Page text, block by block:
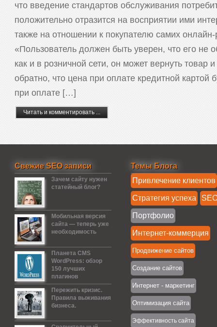
что введение стандартов обслуживания
положительно отразится на восприятии ими
также на отношении к покупателю самих
«Пользователь должен быть уверен, что его не
как и в розничной сети, он может вернуть товар
обратно, что цена при оплате кредитной картой
при оплате […]
Читать и комментировать ...
Свежие SEO записи
Зачем сайту нужен
статейный блог?
Мобильная версия
сайта — теперь уже
необходимость
Планета CMS
WordPress: обзор
150 лучших
плагинов
Пережить кризис.
Правила выживания
бизнеса.
Темы Блога
Привлечение клиентов
Стратегия успеха
Портфолио
Интернет-коммерция
Продвижение сайтов
Создание сайтов
Интернет - маркетинг
Оптимизация сайта
Эффективность сайта